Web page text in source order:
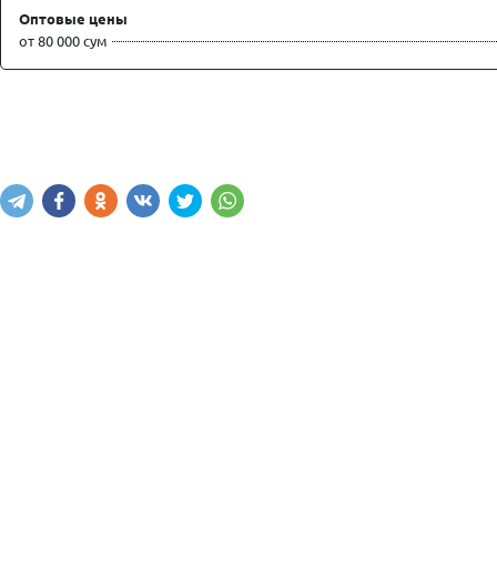
Оптовые цены
от 80 000 сум